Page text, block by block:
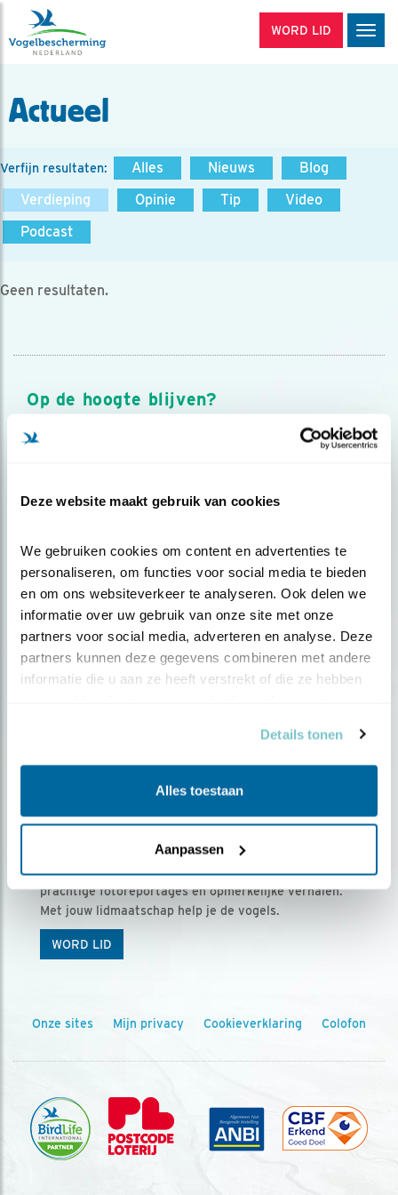
Deze website maakt gebruik van cookies
We gebruiken cookies om content en advertenties te
personaliseren, om functies voor social media te bieden
en om ons websiteverkeer te analyseren. Ook delen we
informatie over uw gebruik van onze site met onze
partners voor social media, adverteren en analyse. Deze
partners kunnen deze gegevens combineren met andere
informatie die u aan ze heeft verstrekt of die ze hebben
Details tonen
Alles toestaan
Aanpassen
WORD LID
Actueel
Verfijn resultaten: Alles Nieuws
Blog
Verdieping
Opinie Tip
Video
Podcast
Geen resultaten.
Op de hoogte blijven?
Meld je aan en ontvang nieuws, inspiratie, acties en tips
over vogels en activiteiten van Vogelbescherming.
Ontvang 5 x Vogels voor € 36,00 per jaar
Vogels is het tijdschrift voor onze leden, met
prachtige fotoreportages en opmerkelijke verhalen.
Met jouw lidmaatschap help je de vogels.
WORD LID
Onze sites Mijn privacy Cookieverklaring Colofon